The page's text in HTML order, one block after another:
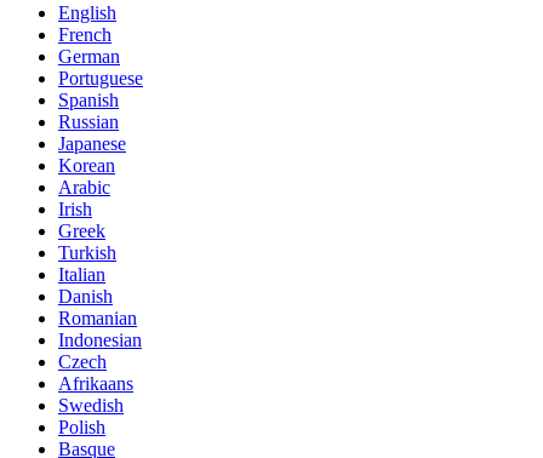
English
French
German
Portuguese
Spanish
Russian
Japanese
Korean
Arabic
Irish
Greek
Turkish
Italian
Danish
Romanian
Indonesian
Czech
Afrikaans
Swedish
Polish
Basque